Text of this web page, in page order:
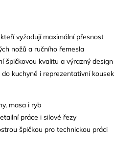
vyžadují maximální přesnost
nožů a ručního řemesla
špičkovou kvalitu a výrazný design
kuchyně i reprezentativní kousek
masa i ryb
práce i silové řezy
špičkou pro technickou práci